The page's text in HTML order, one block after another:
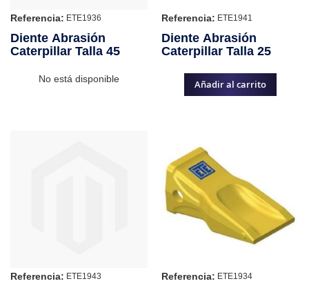
Referencia: ETE1936
Diente Abrasión
Caterpillar Talla 45
No está disponible
Referencia: ETE1941
Diente Abrasión
Caterpillar Talla 25
Añadir al carrito
Referencia: ETE1943 Referencia: ETE1934